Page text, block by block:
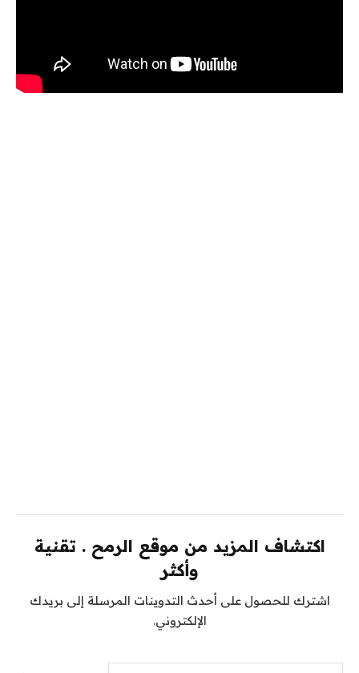
اكتشاف المزيد من موقع الرمح . تقنية
وأكثر
اشترك للحصول على أحدث التدوينات المرسلة إلى بريدك
الإلكتروني.
كتابة بريدك الإلكتروني...